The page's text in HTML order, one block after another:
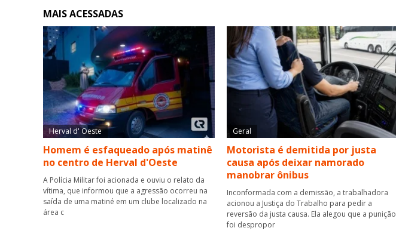
MAIS ACESSADAS
Herval d' Oeste
Homem é esfaqueado após matinê
no centro de Herval d'Oeste
A Polícia Militar foi acionada e ouviu o relato da
vítima, que informou que a agressão ocorreu na
saída de uma matiné em um clube localizado na
área c
Geral
Motorista é demitida por justa
causa após deixar namorado
manobrar ônibus
Inconformada com a demissão, a trabalhadora
acionou a Justiça do Trabalho para pedir a
reversão da justa causa. Ela alegou que a punição
foi despropor